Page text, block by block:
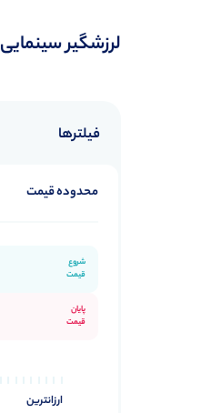
لرزشگیر سینمایی
فیلترها
محدوده قیمت
شروع
قیمت
پایان
قیمت
ارزانترین